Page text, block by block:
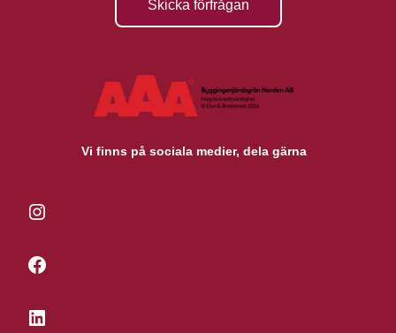
Skicka förfrågan
Vi finns på sociala medier, dela gärna
Instagram
Facebook
LinkedIn